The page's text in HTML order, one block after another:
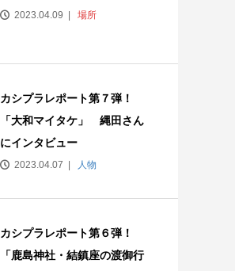
2023.04.09 場所
カシプラレポート第７弾！
「大和マイタケ」 縄田さん
にインタビュー
2023.04.07 人物
カシプラレポート第６弾！
「鹿島神社・結鎮座の渡御行